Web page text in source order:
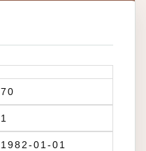
70
1
1982-01-01